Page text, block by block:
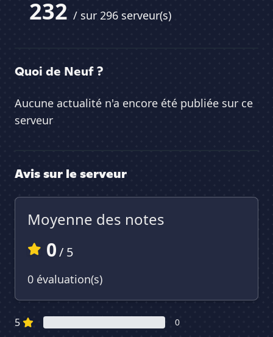
232 / sur 296 serveur(s)
Quoi de Neuf ?
Aucune actualité n'a encore été publiée sur ce
serveur
Avis sur le serveur
Moyenne des notes
0/ 5
0 évaluation(s)
5 0